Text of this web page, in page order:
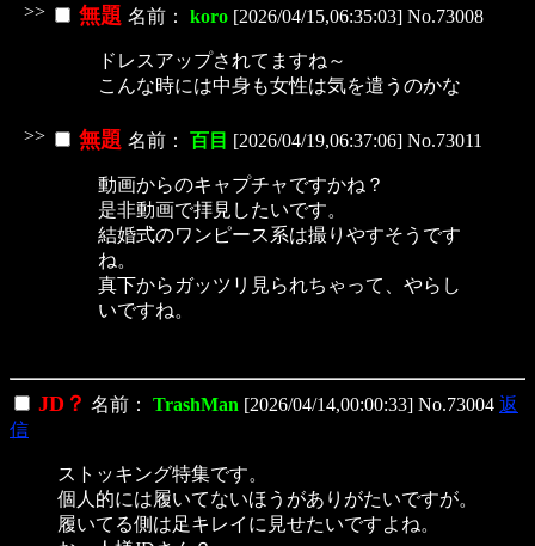
>> 無題 名前： koro [2026/04/15,06:35:03] No.73008
ドレスアップされてますね～
こんな時には中身も女性は気を遣うのかな
>> 無題 名前： 百目 [2026/04/19,06:37:06] No.73011
動画からのキャプチャですかね？
是非動画で拝見したいです。
結婚式のワンピース系は撮りやすそうです
ね。
真下からガッツリ見られちゃって、やらし
いですね。
JD？ 名前： TrashMan [2026/04/14,00:00:33] No.73004 返
信
ストッキング特集です。
個人的には履いてないほうがありがたいですが。
履いてる側は足キレイに見せたいですよね。